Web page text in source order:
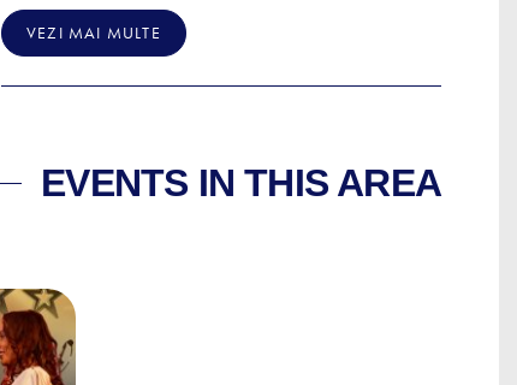
VEZI MAI MULTE
EVENTS IN THIS AREA